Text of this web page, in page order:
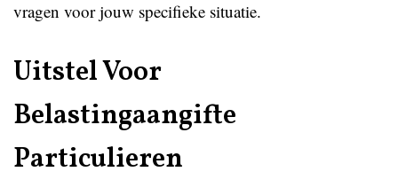
vragen voor jouw specifieke situatie.
Uitstel Voor
Belastingaangifte
Particulieren